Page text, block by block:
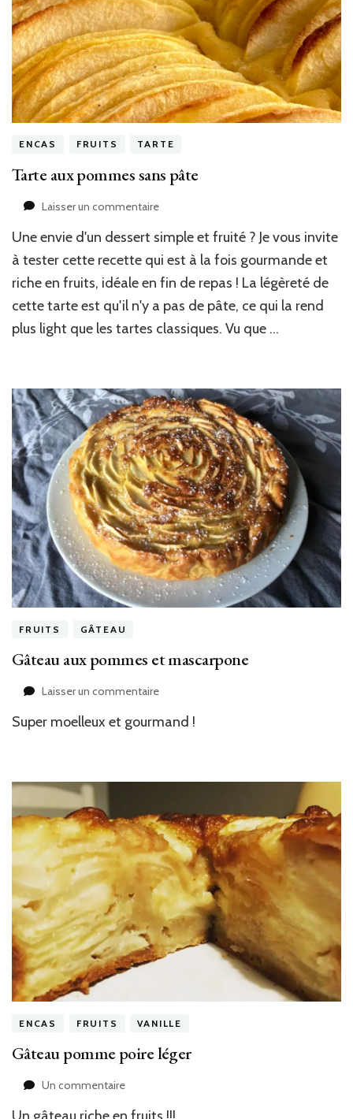
ENCAS FRUITS TARTE
Tarte aux pommes sans pâte
Laisser un commentairesur
aux
pommes
pâte
Une envie d'un dessert simple et fruité ? Je vous invite
à tester cette recette qui est à la fois gourmande et
riche en fruits, idéale en fin de repas ! La légèreté de
cette tarte est qu'il n'y a pas de pâte, ce qui la rend
plus light que les tartes classiques. Vu que …
FRUITS GÂTEAU
Gâteau aux pommes et mascarpone
Laisser un commentairesur
aux
Super moelleux et gourmand !
ENCAS FRUITS VANILLE
Gâteau pomme poire léger
Un commentairesur